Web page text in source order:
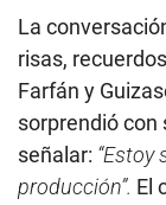
La
risas,
Farfán y
sorprendió con
señalar: “Estoy
producción”. El